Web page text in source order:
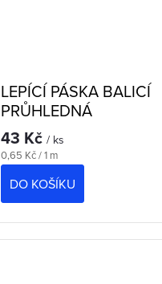
LEPÍCÍ PÁSKA BALICÍ
PRŮHLEDNÁ
43 Kč/ ks
Měrná
0,65 Kč / 1 m
DO KOŠÍKU